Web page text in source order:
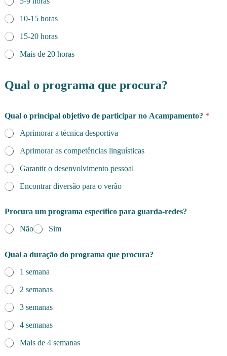
10-15 horas
15-20 horas
Mais de 20 horas
Qual o programa que procura?
Qual o principal objetivo de participar no Acampamento? *
Aprimorar a técnica desportiva
Aprimorar as competências linguísticas
Garantir o desenvolvimento pessoal
Encontrar diversão para o verão
Procura um programa específico para guarda-redes?
Não
Sim
Qual a duração do programa que procura?
1 semana
2 semanas
3 semanas
4 semanas
Mais de 4 semanas